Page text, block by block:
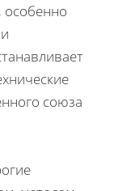
особенно
союза